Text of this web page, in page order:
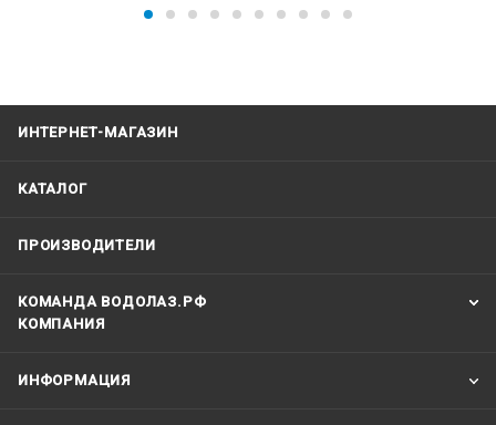
ИНТЕРНЕТ-МАГАЗИН
КАТАЛОГ
ПРОИЗВОДИТЕЛИ
КОМАНДА ВОДОЛАЗ.РФ
КОМПАНИЯ
ИНФОРМАЦИЯ